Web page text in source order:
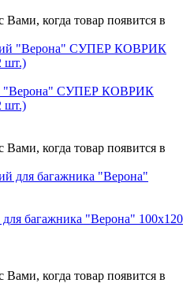
когда товар появится в
"Верона" СУПЕР КОВРИК
шт.)
когда товар появится в
багажника "Верона" 100х120
когда товар появится в